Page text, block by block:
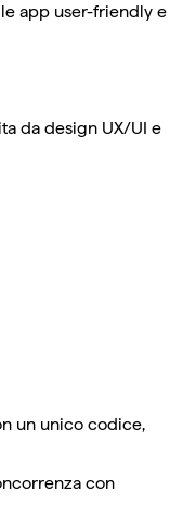
app user-friendly e
da design UX/UI e
un unico codice,
con